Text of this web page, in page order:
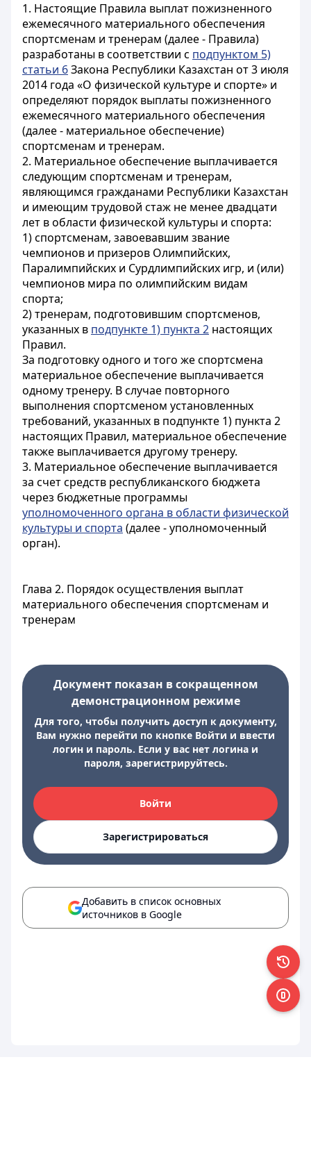
1. Настоящие Правила выплат пожизненного
ежемесячного материального обеспечения
спортсменам и тренерам (далее - Правила)
разработаны в соответствии с подпунктом 5)
статьи 6Закона Республики Казахстан от 3 июля
2014 года «О физической культуре и спорте» и
определяют порядок выплаты пожизненного
ежемесячного материального обеспечения
(далее - материальное обеспечение)
спортсменам и тренерам.
2. Материальное обеспечение выплачивается
следующим спортсменам и тренерам,
являющимся гражданами Республики Казахстан
и имеющим трудовой стаж не менее двадцати
лет в области физической культуры и спорта:
1) спортсменам, завоевавшим звание
чемпионов и призеров Олимпийских,
Паралимпийских и Сурдлимпийских игр, и (или)
чемпионов мира по олимпийским видам
спорта;
2) тренерам, подготовившим спортсменов,
указанных в подпункте 1) пункта 2 настоящих
Правил.
За подготовку одного и того же спортсмена
материальное обеспечение выплачивается
одному тренеру. В случае повторного
выполнения спортсменом установленных
требований, указанных в подпункте 1) пункта 2
настоящих Правил, материальное обеспечение
также выплачивается другому тренеру.
3. Материальное обеспечение выплачивается
за счет средств республиканского бюджета
через бюджетные программы
уполномоченного органа в области физической
культуры и спорта (далее - уполномоченный
орган).
Глава 2. Порядок осуществления выплат
материального обеспечения спортсменам и
тренерам
Документ показан в сокращенном
демонстрационном режиме
Для того, чтобы получить доступ к документу,
Вам нужно перейти по кнопке Войти и ввести
логин и пароль. Если у вас нет логина и
пароля, зарегистрируйтесь.
Войти
Зарегистрироваться
Добавить в список основных
источников в Google